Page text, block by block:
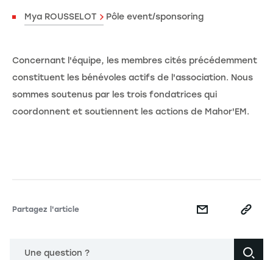
Mya ROUSSELOT Pôle event/sponsoring
Concernant l'équipe, les membres cités précédemment
constituent les bénévoles actifs de l'association. Nous
sommes soutenus par les trois fondatrices qui
coordonnent et soutiennent les actions de Mahor'EM.
Partagez l'article
Une question ?